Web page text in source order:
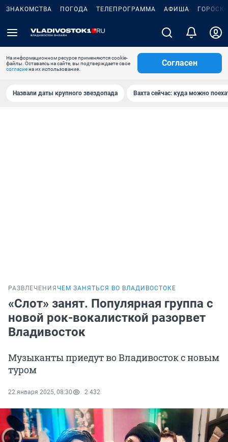
ЗНАКОМСТВА ПОГОДА ТЕЛЕПРОГРАММА АФИША
На информационном ресурсе применяются cookie-
файлы. Оставаясь на сайте, вы подтверждаете свое
согласиена их использование.
Согласен
Назвали даты крупного звездопада Вахта сейчас: куда можно
РАЗВЛЕЧЕНИЯ ЧЕМ ЗАНЯТЬСЯ ВО ВЛАДИВОСТОКЕ
«Слот» занят. Популярная группа с
новой рок-вокалисткой разорвет
Владивосток
Музыканты приедут во Владивосток с новым
туром
22 января 2025, 08:30 2 432